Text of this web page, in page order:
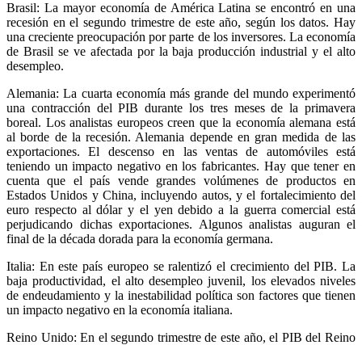
Brasil: La mayor economía de América Latina se encontró en una
recesión en el segundo trimestre de este año, según los datos. Hay
una creciente preocupación por parte de los inversores. La economía
de Brasil se ve afectada por la baja producción industrial y el alto
desempleo.
Alemania: La cuarta economía más grande del mundo experimentó
una contracción del PIB durante los tres meses de la primavera
boreal. Los analistas europeos creen que la economía alemana está
al borde de la recesión. Alemania depende en gran medida de las
exportaciones. El descenso en las ventas de automóviles está
teniendo un impacto negativo en los fabricantes. Hay que tener en
cuenta que el país vende grandes volúmenes de productos en
Estados Unidos y China, incluyendo autos, y el fortalecimiento del
euro respecto al dólar y el yen debido a la guerra comercial está
perjudicando dichas exportaciones. Algunos analistas auguran el
final de la década dorada para la economía germana.
Italia: En este país europeo se ralentizó el crecimiento del PIB. La
baja productividad, el alto desempleo juvenil, los elevados niveles
de endeudamiento y la inestabilidad política son factores que tienen
un impacto negativo en la economía italiana.
Reino Unido: En el segundo trimestre de este año, el PIB del Reino